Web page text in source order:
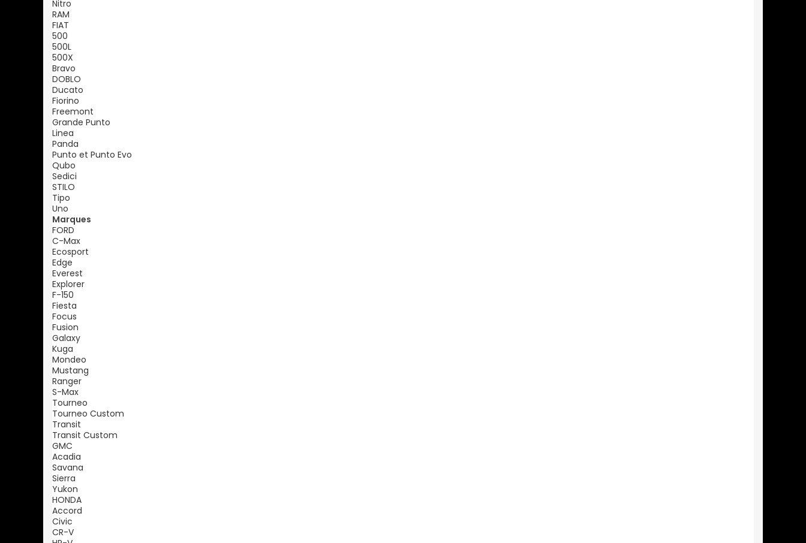
Nitro
RAM
FIAT
500
500L
500X
Bravo
DOBLO
Ducato
Fiorino
Freemont
Grande Punto
Linea
Panda
Punto et Punto Evo
Qubo
Sedici
STILO
Tipo
Uno
Marques
FORD
C-Max
Ecosport
Edge
Everest
Explorer
F-150
Fiesta
Focus
Fusion
Galaxy
Kuga
Mondeo
Mustang
Ranger
S-Max
Tourneo
Tourneo Custom
Transit
Transit Custom
GMC
Acadia
Savana
Sierra
Yukon
HONDA
Accord
Civic
CR-V